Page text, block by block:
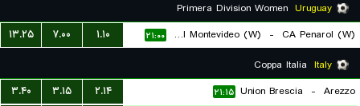
Uruguay
CA Penarol (W)
-
Liverpool Montevideo (W) ۲۱:۰۰ ۱.۱۰ ۷.۰۰
۱۳.۲۵
Italy
Arezzo
-
Union Brescia ۲۱:۱۵ ۲.۱۴ ۳.۱۵
۳.۴۰